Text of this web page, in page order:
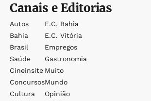
Canais e Editorias
Autos
Bahia
Brasil
Saúde
Cineinsite
Concursos
Cultura
E.c. Bahia
E.c. Vitória
Empregos
Gastronomia
Muito
Mundo
Opinião